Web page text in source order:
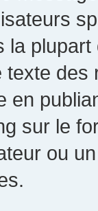
la
en
sur le
ou